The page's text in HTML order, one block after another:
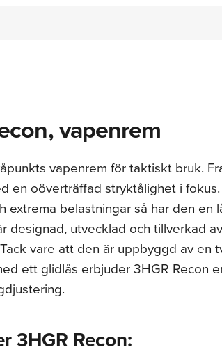
vapenrem
vapenrem för taktiskt bruk.
en oöverträffad stryktålighet i
extrema belastningar så har den en
designad, utvecklad och tillverkad
vare att den är uppbyggd av en
ett glidlås erbjuder 3HGR Recon
3HGR Recon: